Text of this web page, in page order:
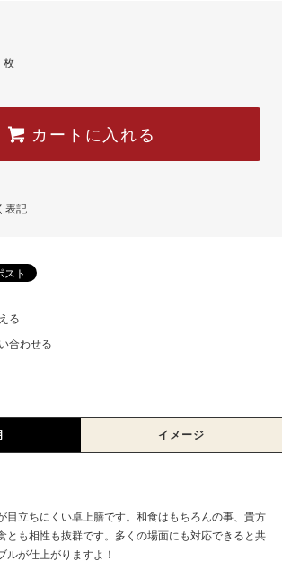
枚
カートに入れる
表記
る
合わせる
イメージ
目立ちにくい卓上膳です。和食はもちろんの事、貴方
とも相性も抜群です。多くの場面にも対応できると共
ルが仕上がりますよ！